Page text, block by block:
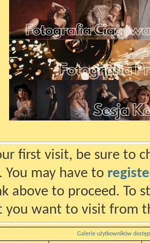
first visit, be sure to
You may have to
above to proceed. To
you want to visit from
Galerie użytkowników